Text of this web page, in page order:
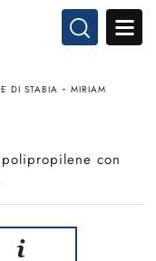
DI STABIA - MIRIAM
con